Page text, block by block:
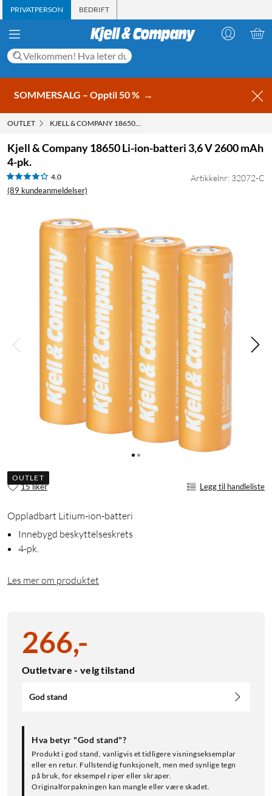
PRIVATPERSON BEDRIFT
SOMMERSALG – Opptil 50 % →
OUTLET KJELL & COMPANY 18650 LI-ION-BATTERI 3,6 V 2600 MAH 4-PK.
Kjell & Company 18650 Li-ion-batteri 3,6 V 2600 mAh
4-pk.
4.0
(89 kundeanmeldelser)
Artikkelnr: 32072-C
OUTLET
15 liker Legg til handleliste
Oppladbart Litium-ion-batteri
Innebygd beskyttelseskrets
4-pk.
Les mer om produktet
266,-
Outletvare - velg tilstand
God stand
Hva betyr "God stand"?
Produkt i god stand, vanligvis et tidligere visningseksemplar
eller en retur. Fullstendig funksjonelt, men med synlige tegn
på bruk, for eksempel riper eller skraper.
Originalforpakningen kan mangle eller være skadet.